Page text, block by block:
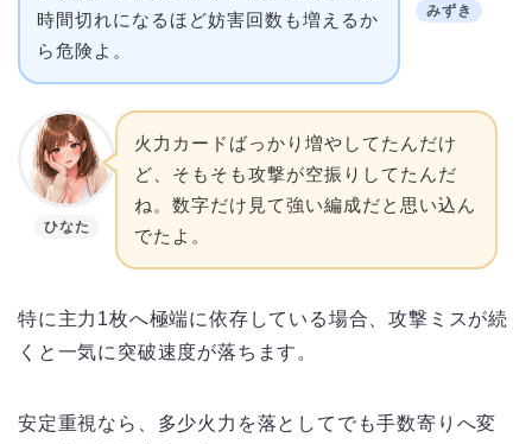
みずき
時間切れになるほど妨害回数も増えるか
ら危険よ。
ひなた
火力カードばっかり増やしてたんだけ
ど、そもそも攻撃が空振りしてたんだ
ね。数字だけ見て強い編成だと思い込ん
でたよ。
特に主力1枚へ極端に依存している場合、攻撃ミスが続
くと一気に突破速度が落ちます。
安定重視なら、多少火力を落としてでも手数寄りへ変